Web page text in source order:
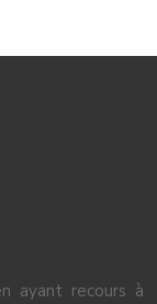
ayant recours à